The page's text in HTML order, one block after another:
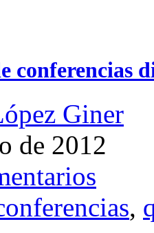
conferencias
Giner
de 2012
,